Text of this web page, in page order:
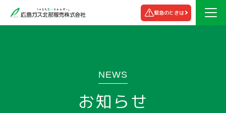
緊急のときは
NEWS
お知らせ